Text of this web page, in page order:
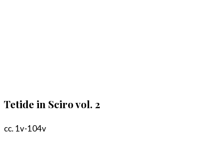
Tetide in Sciro vol. 2
cc. 1v-104v